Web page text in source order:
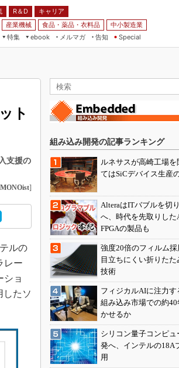
R＆D
キャリア
産業機械 食品・薬品・衣料品
中小製造業
特集
ebook
メルマガ
告知 Special
ト
支援の
MONOist]
ルの
レー
ショ
したソ
組み込み開発の記事ランキング
ルネサスが高崎工場を
てはSiCデバイス生産
AlteraはITバブルを切
へ、時代を先取りした
FPGAの製品も
強度20倍のフィルム
目立ちにくい折りた
技術
フィジカルAIに注力す
組み込み市場での約
かせるか
シリコン量子コンピュ
発へ、インテルの18A
用